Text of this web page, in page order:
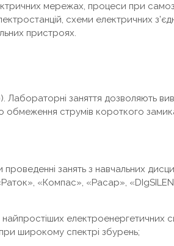
мережах, процеси при
схеми електричних
пристроях.
Лабораторні заняття дозволяють
струмів короткого
занять з навчальних
«Компас», «Расар»,
електроенергетичних
широкому спектрі збурень;